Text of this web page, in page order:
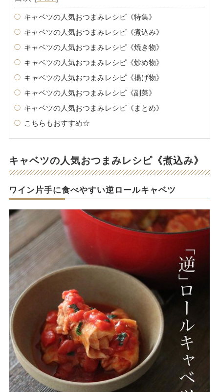
キャベツの人気おつまみレシピ《特集》
キャベツの人気おつまみレシピ《煮込み》
キャベツの人気おつまみレシピ《焼き物》
キャベツの人気おつまみレシピ《炒め物》
キャベツの人気おつまみレシピ《揚げ物》
キャベツの人気おつまみレシピ《副菜》
キャベツの人気おつまみレシピ《まとめ》
こちらもおすすめ☆
キャベツの人気おつまみレシピ《煮込み》
ワイン片手に食べやすい逆ロールキャベツ